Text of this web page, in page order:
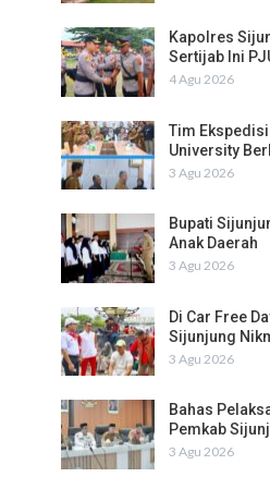
Kapolres
Sertijab Ini
4 Agu 2026
Tim
University
3 Agu 2026
Bupati
Anak Daerah
3 Agu 2026
Di Car Free
Sijunjung
3 Agu 2026
Bahas
Pemkab
3 Agu 2026